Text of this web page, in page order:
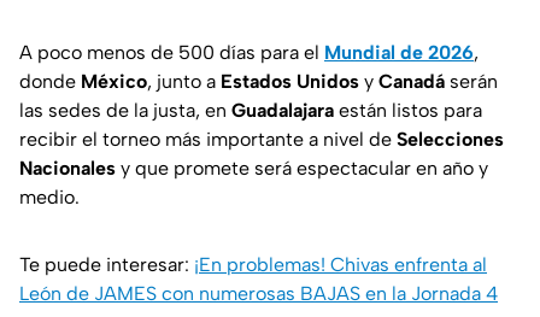
A poco menos de 500 días para el Mundial de 2026,
donde México, junto a Estados Unidos y Canadá serán
las sedes de la justa, en Guadalajara están listos para
recibir el torneo más importante a nivel de Selecciones
Nacionales y que promete será espectacular en año y
medio.
Te puede interesar: ¡En problemas! Chivas enfrenta al
León de JAMES con numerosas BAJAS en la Jornada 4